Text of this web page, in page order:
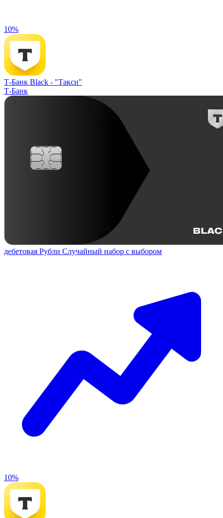
10%
Т-Банк Black - "Такси"
Т-Банк
дебетовая Рубли Случайный набор с выбором
10%